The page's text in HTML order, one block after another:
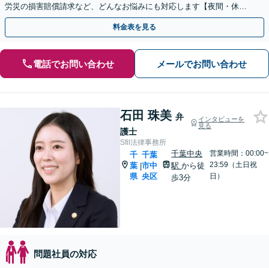
労災の損害賠償請求など、どんなお悩みにも対応します【夜間・休日
面談可】【葭川公園駅5分】
料金表を見る
電話でお問い合わせ メールでお問い合わせ
石田 珠美 弁
護士
インタビューを
見る
Sfil法律事務所
千
葉
県
|
千葉
市中
央区
千葉中央
駅から徒
歩3分
営業時間：00:00~
23:59（土日祝
日）
問題社員の対応